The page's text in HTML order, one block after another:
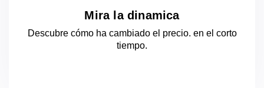
Mira la dinamica
Descubre cómo ha cambiado el precio. en el corto
tiempo.